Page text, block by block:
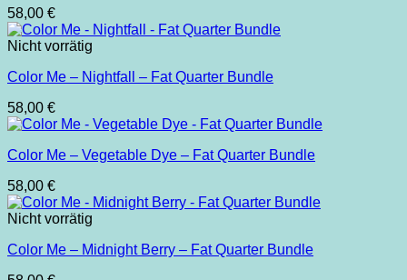
58,00 €
Nicht vorrätig
Color Me – Nightfall – Fat Quarter Bundle
58,00 €
Color Me – Vegetable Dye – Fat Quarter Bundle
58,00 €
Nicht vorrätig
Color Me – Midnight Berry – Fat Quarter Bundle